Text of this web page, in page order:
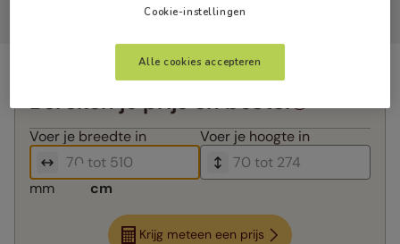
Bereken je prijs en bestel
Voer je breedte in Voer je hoogte in
mm cm
Krijg meteen een prijs
Cookie-instellingen
Alle cookies accepteren